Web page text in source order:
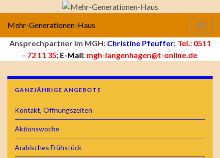
Mehr-Generationen-Haus
Ansprechpartner im MGH: Christine Pfeuffer; Tel.: 0511
- 72 11 35; E-Mail: mgh-langenhagen@t-online.de
GANZJÄHRIGE ANGEBOTE
Kontakt, Öffnungszeiten
Aktionswoche
Arabisches Frühstück